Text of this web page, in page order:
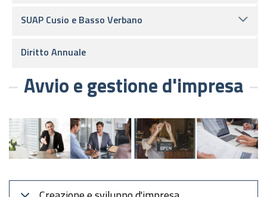
Avvio e gestione d'impresa
SUAP Cusio e Basso Verbano
Diritto Annuale